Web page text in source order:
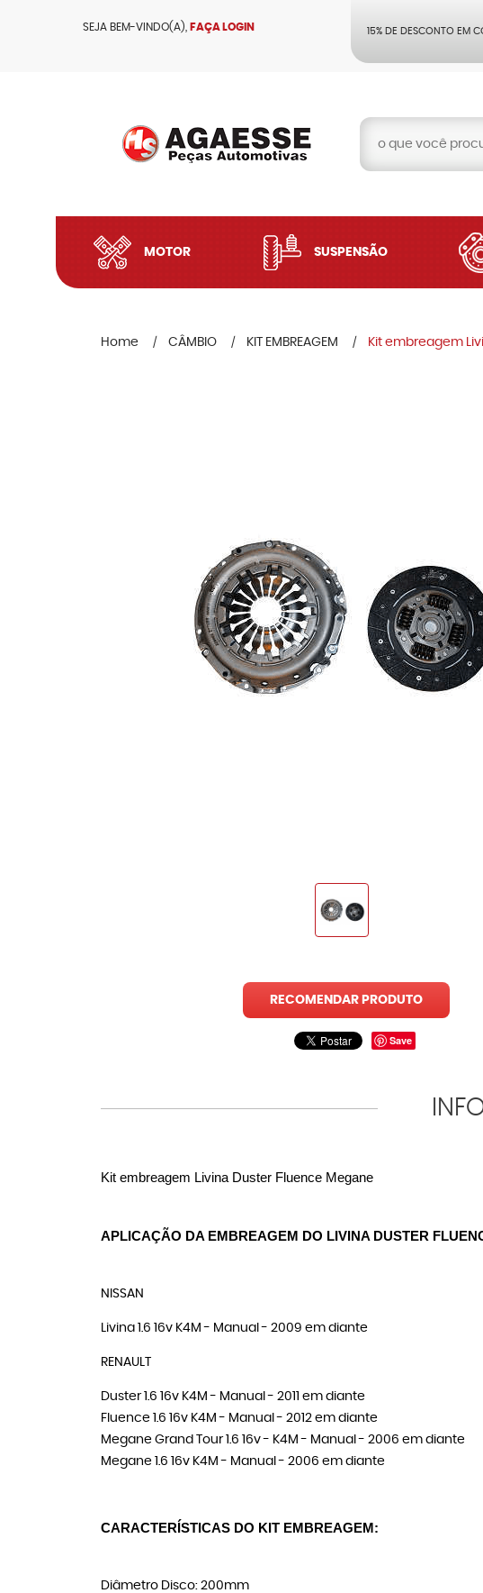
SEJA BEM-VINDO(A), FAÇA LOGIN 15% DE DESCONTO EM
MOTOR SUSPENSÃO
Home CÂMBIO KIT EMBREAGEM Kit embreagem
RECOMENDAR PRODUTO
Save
Kit embreagem Livina Duster Fluence Megane
APLICAÇÃO DA EMBREAGEM DO LIVINA DUSTER
NISSAN
Livina 1.6 16v K4M - Manual - 2009 em diante
RENAULT
Duster 1.6 16v K4M - Manual - 2011 em diante
Fluence 1.6 16v K4M - Manual - 2012 em diante
Megane Grand Tour 1.6 16v - K4M - Manual - 2006 em diante
Megane 1.6 16v K4M - Manual - 2006 em diante
CARACTERÍSTICAS DO KIT EMBREAGEM:
Diâmetro Disco: 200mm